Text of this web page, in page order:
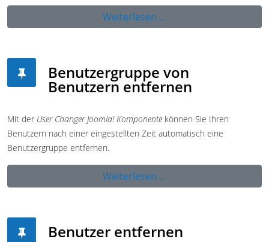
Weiterlesen ...
Benutzergruppe von
Benutzern entfernen
Mit der User Changer Joomla! Komponente können Sie Ihren
Benutzern nach einer eingestellten Zeit automatisch eine
Benutzergruppe entfernen.
Weiterlesen ...
Benutzer entfernen